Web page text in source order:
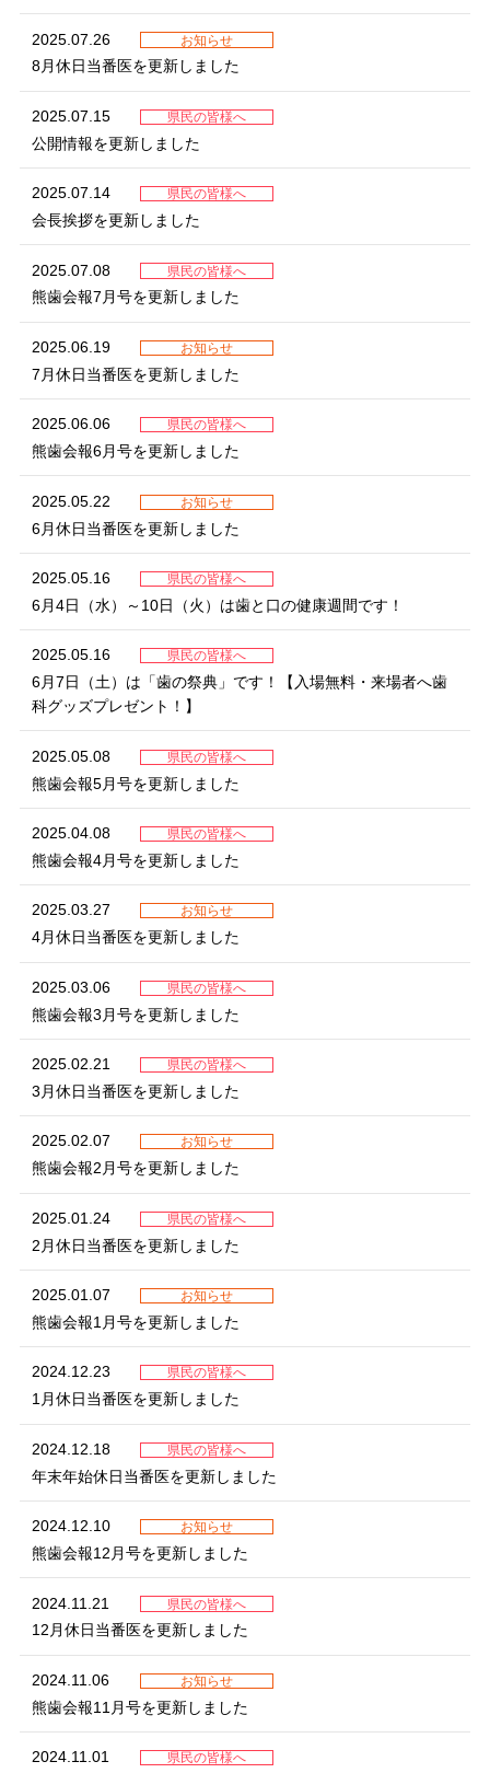
2025.07.26 お知らせ
8月休日当番医を更新しました
2025.07.15 県民の皆様へ
公開情報を更新しました
2025.07.14 県民の皆様へ
会長挨拶を更新しました
2025.07.08 県民の皆様へ
熊歯会報7月号を更新しました
2025.06.19 お知らせ
7月休日当番医を更新しました
2025.06.06 県民の皆様へ
熊歯会報6月号を更新しました
2025.05.22 お知らせ
6月休日当番医を更新しました
2025.05.16 県民の皆様へ
6月4日（水）～10日（火）は歯と口の健康週間です！
2025.05.16 県民の皆様へ
6月7日（土）は「歯の祭典」です！【入場無料・来場者へ歯
科グッズプレゼント！】
2025.05.08 県民の皆様へ
熊歯会報5月号を更新しました
2025.04.08 県民の皆様へ
熊歯会報4月号を更新しました
2025.03.27 お知らせ
4月休日当番医を更新しました
2025.03.06 県民の皆様へ
熊歯会報3月号を更新しました
2025.02.21 県民の皆様へ
3月休日当番医を更新しました
2025.02.07 お知らせ
熊歯会報2月号を更新しました
2025.01.24 県民の皆様へ
2月休日当番医を更新しました
2025.01.07 お知らせ
熊歯会報1月号を更新しました
2024.12.23 県民の皆様へ
1月休日当番医を更新しました
2024.12.18 県民の皆様へ
年末年始休日当番医を更新しました
2024.12.10 お知らせ
熊歯会報12月号を更新しました
2024.11.21 県民の皆様へ
12月休日当番医を更新しました
2024.11.06 お知らせ
熊歯会報11月号を更新しました
2024.11.01 県民の皆様へ